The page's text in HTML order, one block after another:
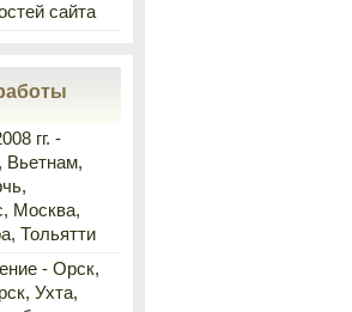
сайта
гг. -
Вьетнам,
Москва,
Тольятти
- Орск,
Ухта,